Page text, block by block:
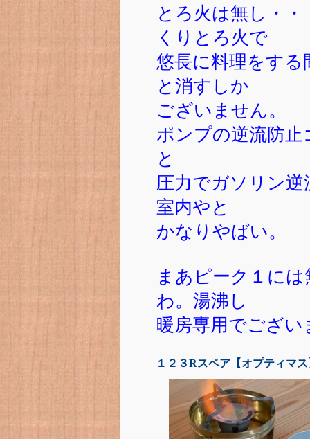
とろ火は無し・
くりとろ火で
悠長に料理をする
と消すしか
ございません。
ポンプの逆流防
と
圧力でガソリン
室内やと
かなりやばい。
まあピーク１に
わ。湯沸し
暖房専用でござい
１２３Rスベア【オプティマ